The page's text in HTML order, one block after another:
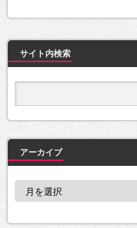
サイト内検索
アーカイブ
ア